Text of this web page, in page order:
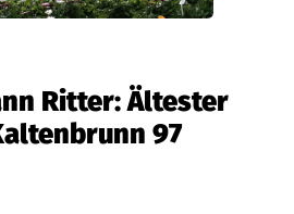
Ritter: Ältester
97